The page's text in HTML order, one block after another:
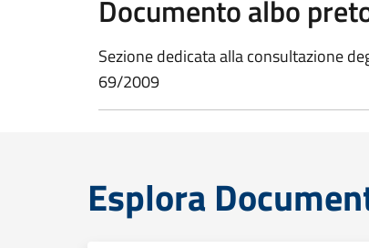
Documento albo
Sezione dedicata alla consultazione
69/2009
Esplora